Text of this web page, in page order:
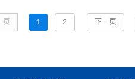
页 1 2 下一页